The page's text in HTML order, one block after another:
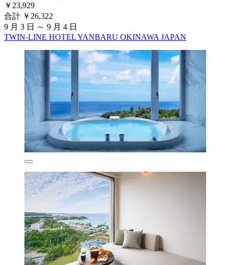
￥23,929
合計 ￥26,322
9 月 3 日 ～ 9 月 4 日
TWIN-LINE HOTEL YANBARU OKINAWA JAPAN